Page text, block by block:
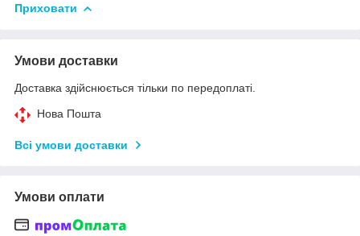
Приховати
Умови доставки
Доставка здійснюється тільки по передоплаті.
Нова Пошта
Всі умови доставки
Умови оплати